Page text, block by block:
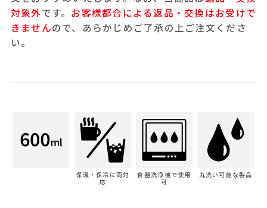
対象外です。 お客様都合による返品・交換はお受けで
きませんので、あらかじめご了承の上ご注文くださ
い。
保温・保冷に両対
応
食器洗浄機で使用
可
丸洗い可能な製品